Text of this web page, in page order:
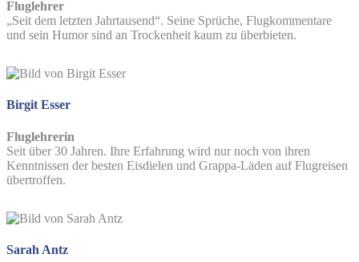
Fluglehrer
„Seit dem letzten Jahrtausend“. Seine Sprüche, Flugkommentare
und sein Humor sind an Trockenheit kaum zu überbieten.
Birgit Esser
Fluglehrerin
Seit über 30 Jahren. Ihre Erfahrung wird nur noch von ihren
Kenntnissen der besten Eisdielen und Grappa-Läden auf Flugreisen
übertroffen.
Sarah Antz